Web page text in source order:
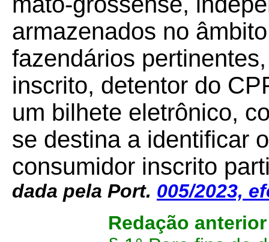
armazenados no
fazendários
inscrito, detentor do
um bilhete eletrônico,
se destina a identificar
consumidor inscrito
dada pela Port. 005/2023,
Redação